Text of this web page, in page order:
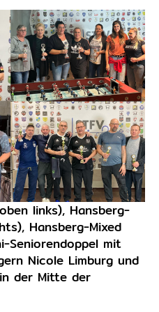
links), Hansberg-
Hansberg-Mixed
Seniorendoppel mit
Nicole Limburg und
der Mitte der